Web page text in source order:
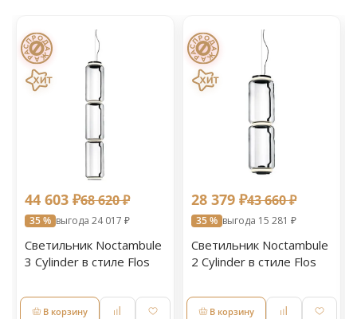
44 603 ₽68 620 ₽
35 % выгода 24 017 ₽
Светильник Noctambule
3 Cylinder в стиле Flos
В корзину
28 379 ₽43 660 ₽
35 % выгода 15 281 ₽
Светильник Noctambule
2 Cylinder в стиле Flos
В корзину